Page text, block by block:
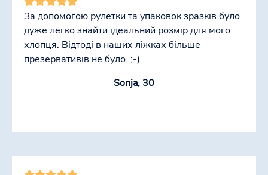
За допомогою рулетки та упаковок зразків було
дуже легко знайти ідеальний розмір для мого
хлопця. Відтоді в наших ліжках більше
презервативів не було. ;-)
Sonja, 30